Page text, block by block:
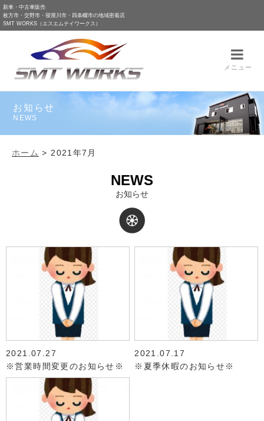
新車・中古車販売
枚方市・交野市・寝屋川市・四条畷市の地域密着店
SMT WORKS（エスエムテイワークス）
メニュー
お知らせ
NEWS
ホーム >2021年7月
NEWS
お知らせ
2021.07.27
※営業時間変更のお知らせ※
2021.07.17
※夏季休暇のお知らせ※